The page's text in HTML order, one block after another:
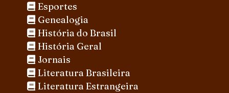
Esportes
Genealogia
História do Brasil
História Geral
Jornais
Literatura Brasileira
Literatura Estrangeira